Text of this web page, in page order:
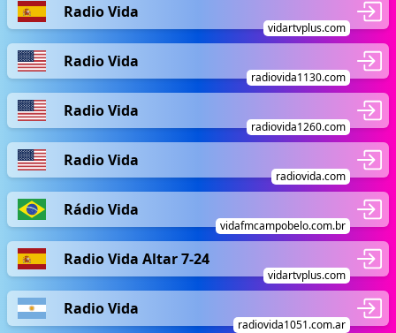
Radio Vida
vidartvplus.com
Radio Vida
radiovida1130.com
Radio Vida
radiovida1260.com
Radio Vida
radiovida.com
Rádio Vida
vidafmcampobelo.com.br
Radio Vida Altar 7-24
vidartvplus.com
Radio Vida
radiovida1051.com.ar